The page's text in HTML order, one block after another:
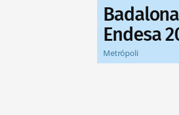
Endesa
Metrópoli